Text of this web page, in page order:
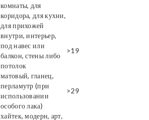
комнаты, для
коридора, для кухни,
для прихожей
внутри, интерьер,
под навес или
балкон, стены либо
потолок
>19
матовый, гланец,
перламутр (при
использовании
особого лака)
>29
хайтек, модерн, арт,